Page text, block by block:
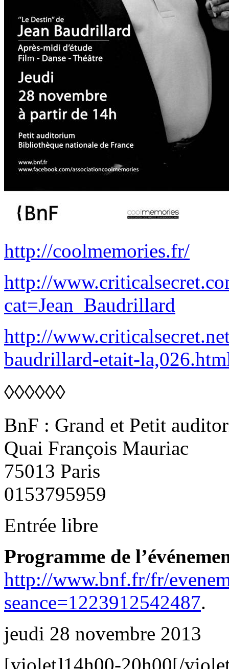
http://coolmemories.fr/
http://
cat=Jean_Baudrillard
http://
baudrillard-etait-
◊◊◊◊◊◊
BnF : Grand et Petit
Quai François Mauriac
75013 Paris
0153795959
Entrée libre
Programme de
http://www.bnf.fr/fr/
seance=1223912542487.
jeudi 28 novembre 2013